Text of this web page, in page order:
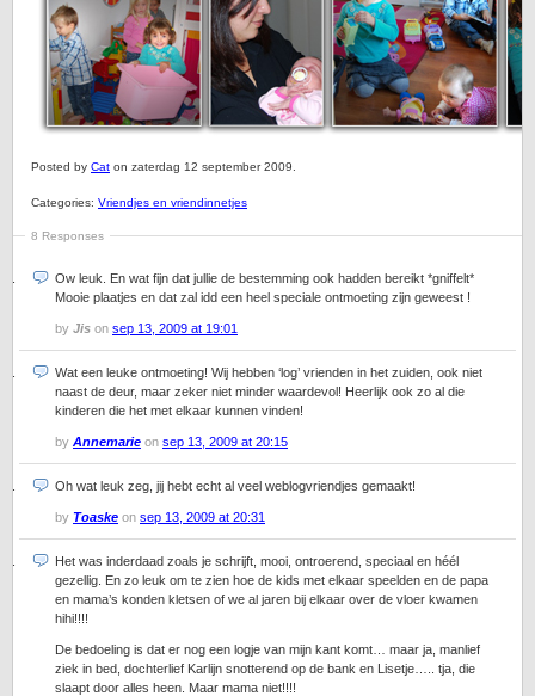
Posted by Cat on zaterdag 12 september 2009.
Categories: Vriendjes en vriendinnetjes
8 Responses
Ow leuk. En wat fijn dat jullie de bestemming ook hadden bereikt *gniffelt*
Mooie plaatjes en dat zal idd een heel speciale ontmoeting zijn geweest !
by Jis on sep 13, 2009 at 19:01
Wat een leuke ontmoeting! Wij hebben ‘log’ vrienden in het zuiden, ook niet
naast de deur, maar zeker niet minder waardevol! Heerlijk ook zo al die
kinderen die het met elkaar kunnen vinden!
by Annemarie on sep 13, 2009 at 20:15
Oh wat leuk zeg, jij hebt echt al veel weblogvriendjes gemaakt!
by Toaske on sep 13, 2009 at 20:31
Het was inderdaad zoals je schrijft, mooi, ontroerend, speciaal en héél
gezellig. En zo leuk om te zien hoe de kids met elkaar speelden en de papa
en mama’s konden kletsen of we al jaren bij elkaar over de vloer kwamen
hihi!!!!
De bedoeling is dat er nog een logje van mijn kant komt… maar ja, manlief
ziek in bed, dochterlief Karlijn snotterend op de bank en Lisetje….. tja, die
slaapt door alles heen. Maar mama niet!!!!